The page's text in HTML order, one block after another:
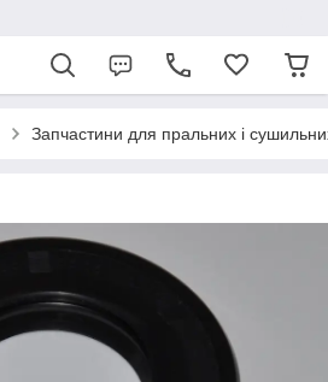
Запчастини для пральних і